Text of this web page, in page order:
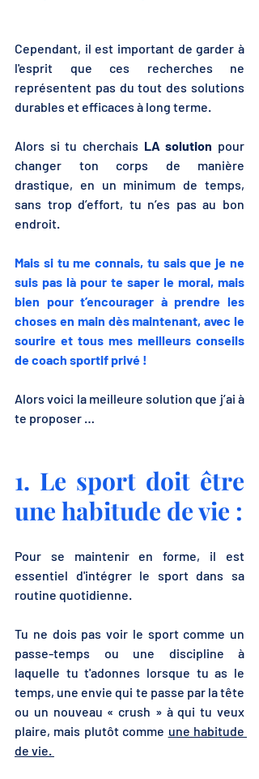
Cependant, il est important de garder à
l'esprit que ces recherches ne
représentent pas du tout des solutions
durables et efficaces à long terme.
Alors si tu cherchais LA solution pour
changer ton corps de manière
drastique, en un minimum de temps,
sans trop d’effort, tu n’es pas au bon
endroit.
Mais si tu me connais, tu sais que je ne
suis pas là pour te saper le moral, mais
bien pour t’encourager à prendre les
choses en main dès maintenant, avec le
sourire et tous mes meilleurs conseils
de coach sportif privé !
Alors voici la meilleure solution que j’ai à
te proposer …
1. Le sport doit être
une habitude de vie :
Pour se maintenir en forme, il est
essentiel d'intégrer le sport dans sa
routine quotidienne.
Tu ne dois pas voir le sport comme un
passe-temps ou une discipline à
laquelle tu t'adonnes lorsque tu as le
temps, une envie qui te passe par la tête
ou un nouveau « crush » à qui tu veux
plaire, mais plutôt comme une habitude
de vie.